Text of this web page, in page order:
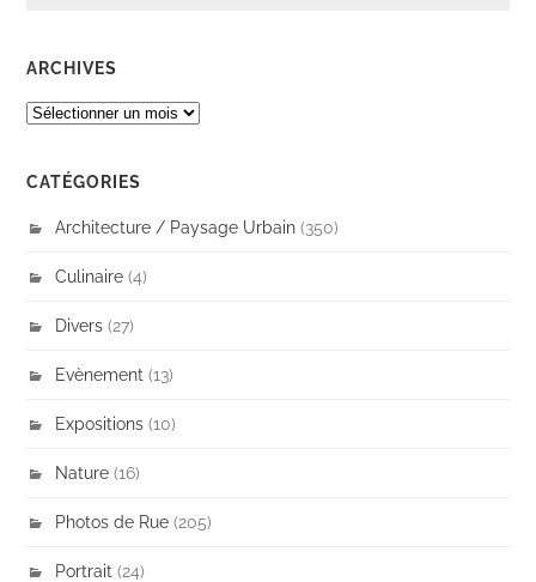
ARCHIVES
ARCHIVES
CATÉGORIES
Architecture / Paysage Urbain (350)
Culinaire (4)
Divers (27)
Evènement (13)
Expositions (10)
Nature (16)
Photos de Rue (205)
Portrait (24)